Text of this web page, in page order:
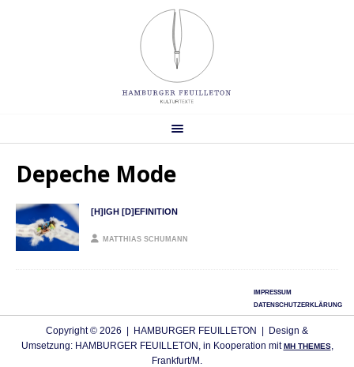
Depeche Mode
[H]IGH [D]EFINITION
MATTHIAS SCHUMANN
IMPRESSUM
DATENSCHUTZERKLÄRUNG
Copyright © 2026 | HAMBURGER FEUILLETON | Design &
Umsetzung: HAMBURGER FEUILLETON, in Kooperation mitMH THEMES,
Frankfurt/M.